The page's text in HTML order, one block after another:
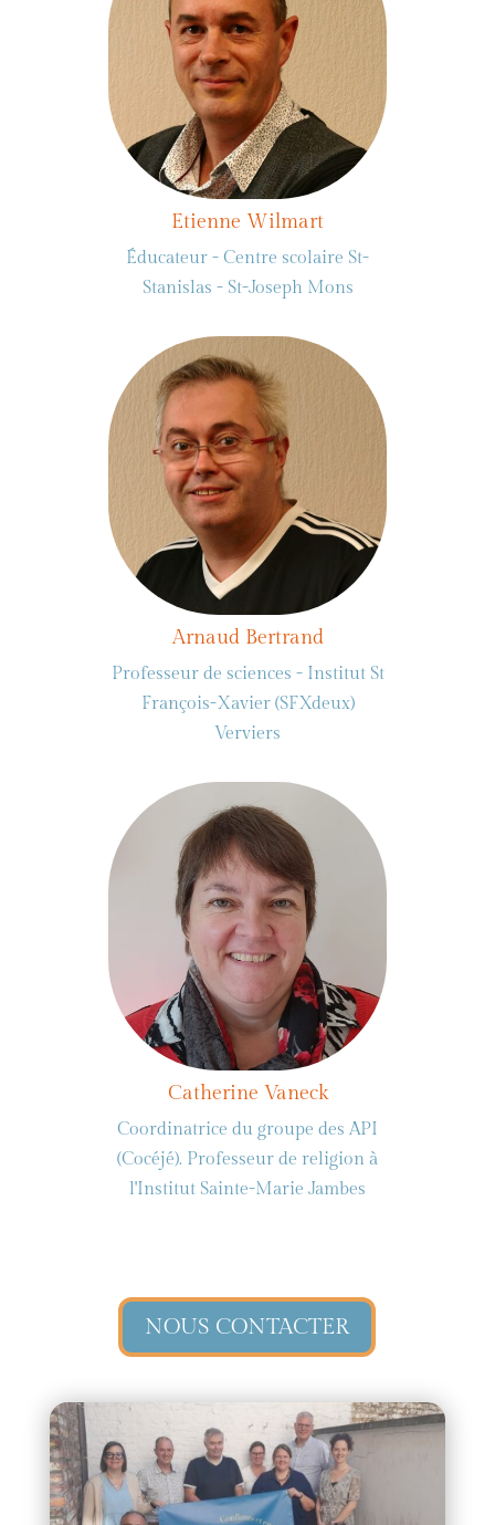
Etienne Wilmart
Éducateur - Centre scolaire St-
Stanislas - St-Joseph Mons
Arnaud Bertrand
Professeur de sciences - Institut St
François-Xavier (SFXdeux)
Verviers
Catherine Vaneck
Coordinatrice du groupe des API
(Cocéjé). Professeur de religion à
l'Institut Sainte-Marie Jambes
NOUS CONTACTER